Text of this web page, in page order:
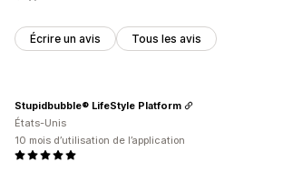
Écrire un avis Tous les avis
Stupidbubble® LifeStyle Platform
États-Unis
10 mois d’utilisation de l’application